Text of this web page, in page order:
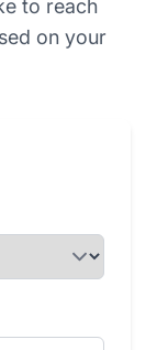
to reach
on your